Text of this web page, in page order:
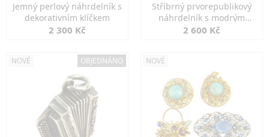
Jemný perlový náhrdelník s
dekorativním klíčkem
2 300 Kč
Stříbrný prvorepublikový
náhrdelník s modrým
spinelem
2 600 Kč
NOVÉ OBJEDNÁNO NOVÉ